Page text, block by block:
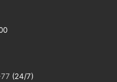
(24/7)